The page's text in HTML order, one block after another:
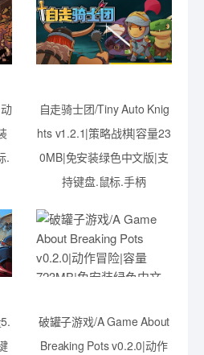
.
自走骑士团/Tiny Auto Knig
hts v1.2.1|策略战棋|容量23
0MB|免安装绿色中文版|支
持键盘.鼠标.手柄
破罐子游戏/A Game About
Breaking Pots v0.2.0|动作